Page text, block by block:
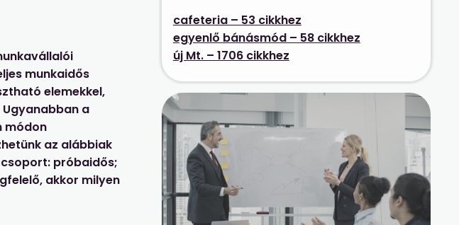
munkaidős
elemekkel,
a
módon
az alábbiak
próbaidős;
akkor milyen
cafeteria – 53 cikkhez
egyenlő bánásmód – 58 cikkhez
új Mt. – 1706 cikkhez